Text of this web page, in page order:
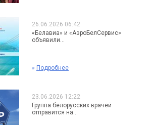
26.06.2026 06:42
«Белавиа» и «АэроБелСервис»
объявили...
» Подробнее
23.06.2026 12:22
Группа белорусских врачей
отправится на...